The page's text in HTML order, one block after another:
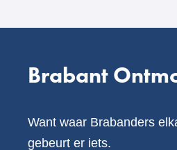
Brabant
Want waar Brabanders
gebeurt er iets.